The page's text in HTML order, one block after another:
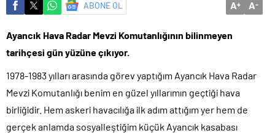
Maltepe’de çocuklar kitapların renkli dünyasında buluştu
ABONE OL A+ A-
Ayancık Hava Radar Mevzi Komutanlığının bilinmeyen
tarihçesi gün yüzüne çıkıyor.
1978-1983 yılları arasında görev yaptığım Ayancık Hava Radar
Mevzi Komutanlığı benim en güzel yıllarımın geçtiği hava
birliğidir. Hem askeri havacılığa ilk adım attığım yer hem de
gerçek anlamda sosyalleştiğim küçük Ayancık kasabası